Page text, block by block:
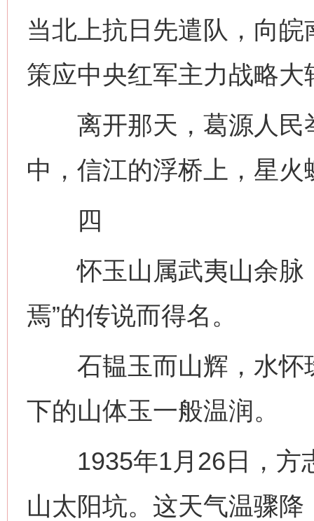
当北上抗日先遣队，向
策应中央红军主力战略大
离开那天，葛源人民
中，信江的浮桥上，星火
四
怀玉山属武夷山余脉
焉”的传说而得名。
石韫玉而山辉，水怀
下的山体玉一般温润。
1935年1月26日，方
山太阳坑。这天气温骤